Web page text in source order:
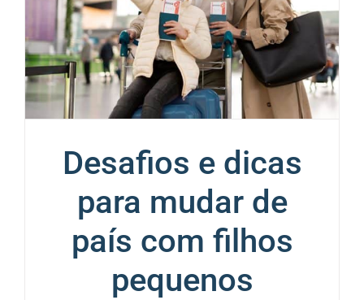
Desafios e dicas
para mudar de
país com filhos
pequenos